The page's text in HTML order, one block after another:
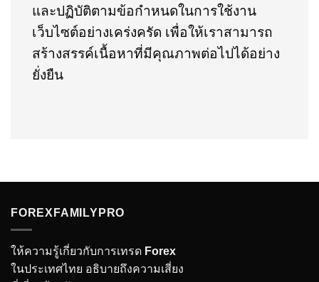
และปฏิบัติตามข้อกำหนดในการใช้งาน
เว็บไซต์อย่างเคร่งครัด เพื่อให้เราสามารถ
สร้างสรรค์เนื้อหาที่มีคุณภาพต่อไปได้อย่าง
ยั่งยืน
FOREXFAMILYPRO
ให้ความรู้เกี่ยวกับการเทรด Forex
ในประเทศไทย อธิบายถึงความเสี่ยง